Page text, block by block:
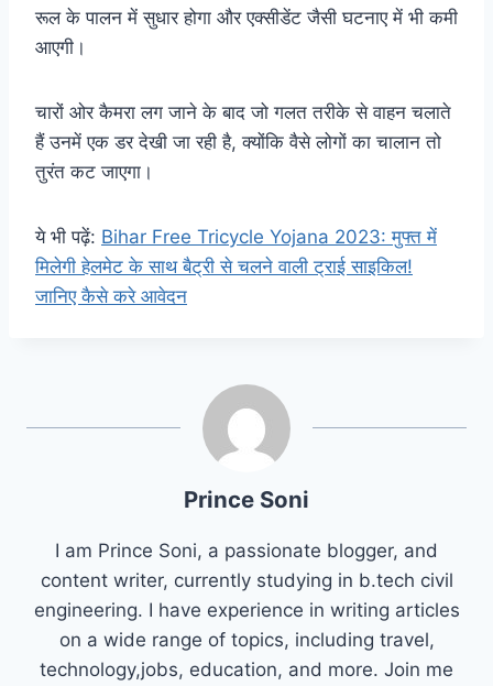
रूल के पालन में सुधार होगा और एक्सीडेंट जैसी घटनाए में भी कमी
आएगी।
चारों ओर कैमरा लग जाने के बाद जो गलत तरीके से वाहन चलाते
हैं उनमें एक डर देखी जा रही है, क्योंकि वैसे लोगों का चालान तो
तुरंत कट जाएगा।
ये भी पढ़ें: Bihar Free Tricycle Yojana 2023: मुफ्त में
मिलेगी हेलमेट के साथ बैट्री से चलने वाली ट्राई साइकिल!
जानिए कैसे करे आवेदन
Prince Soni
I am Prince Soni, a passionate blogger, and
content writer, currently studying in b.tech civil
engineering. I have experience in writing articles
on a wide range of topics, including travel,
technology,jobs, education, and more. Join me